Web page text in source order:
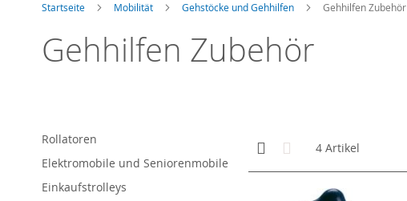
Startseite Mobilität Gehstöcke und Gehhilfen Gehhilfen Zubehör
Gehhilfen Zubehör
Anzeigen
als
Kachelansicht
4 Artikel
Rollatoren
Elektromobile und Seniorenmobile
Einkaufstrolleys